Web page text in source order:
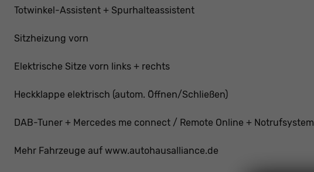
Totwinkel-Assistent + Spurhalteassistent
Sitzheizung vorn
Elektrische Sitze vorn links + rechts
Heckklappe elektrisch (autom. Öffnen/Schließen)
DAB-Tuner + Mercedes me connect / Remote Online + Notrufsystem
Mehr Fahrzeuge auf www.autohausalliance.de